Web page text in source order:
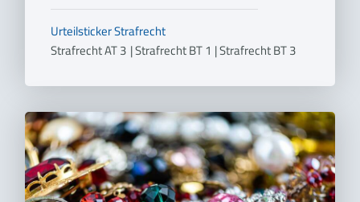
UrteilstickerStrafrecht
Strafrecht AT 3 |Strafrecht BT 1 |Strafrecht BT 3